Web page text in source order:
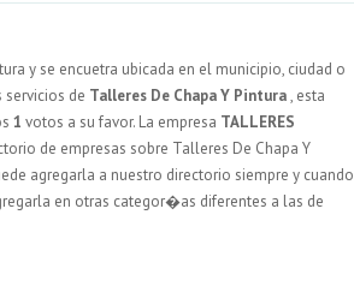
y se encuetra ubicada en el municipio, ciudad o
servicios de Talleres De Chapa Y Pintura, esta
1 votos a su favor. La empresa TALLERES
de empresas sobre Talleres De Chapa Y
agregarla a nuestro directorio siempre y cuando
en otras categor�as diferentes a las de